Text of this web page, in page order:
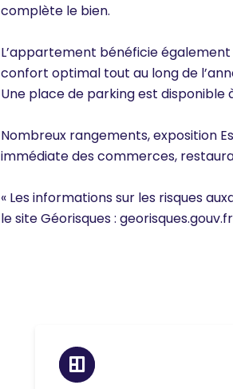
complète le bien.
L’appartement bénéficie
confort optimal tout au long de
Une place de parking est disponible
Nombreux rangements, exposition
immédiate des commerces,
« Les informations sur les risques
le site Géorisques : georisques.gouv.fr